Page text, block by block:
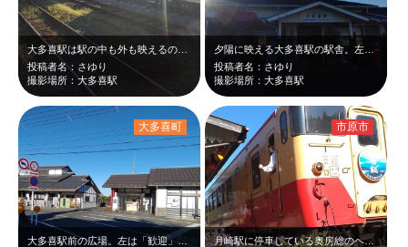
大多喜駅は駅の中も外も映えるので、来てよかったです。旧国鉄木原線。 定番の菜…
投稿者名：さゆり
撮影場所：大多喜駅
夕陽に映える大多喜駅の駅舎。左方向がいすみ鉄道 大多喜車両基地。大多喜城址は駅…
投稿者名：さゆり
撮影場所：大多喜駅
大多喜町
月崎駅に停車している奥房総のヘッドマークを付けたキハ40小湊色
市原市